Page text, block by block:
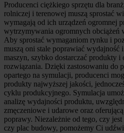
Producenci ciężkiego sprzętu dla
rolniczej i terenowej muszą sprostać
wymagają od ich urządzeń ogromnej
wytrzymywania ogromnych obciążeń
Aby sprostać wymaganiom rynku i
muszą oni stale poprawiać wydajność
maszyn, szybko dostarczać produkty
rozwiązania. Dzięki zastosowaniu do
opartego na symulacji, producenci
produkty najwyższej jakości,
cyklu produkcyjnego. Symulacja
analizę wydajności produktu,
zmęczeniowe i udarowe oraz
poprawy. Niezależnie od tego, czy
czy plac budowy, pomożemy Ci